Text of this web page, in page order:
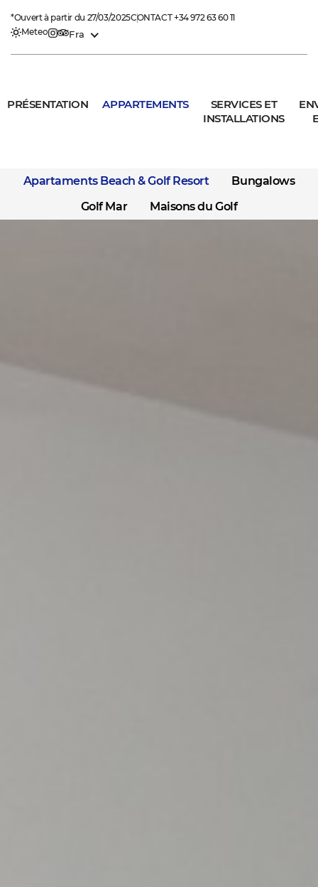
*Ouvert à partir du 27/03/2025CONTACT+34 972 63 60 11
Meteo
Fra
PRÉSENTATION APPARTEMENTS
SERVICES ET
INSTALLATIONS
Apartaments Beach & Golf Resort
Bungalows
Golf Mar
Maisons du Golf